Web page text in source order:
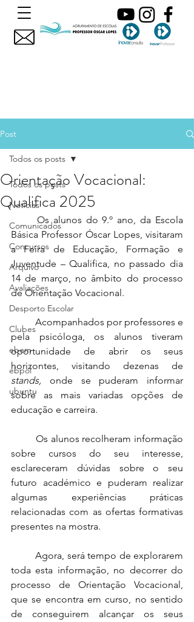
Post
Todos os posts
Noticias
Comunicados
Concursos
Arquivo
Avaliações
Desporto Escolar
Clubes
ebem
ebpol
ubuntu
Todos os posts
Orientação Vocacional:
Qualifica 2025
	Os alunos do 9.º ano, da Escola
Básica Professor Óscar Lopes, visitaram
a Feira de Educação, Formação e
Juventude – Qualifica, no passado dia
14 de março, no âmbito do processo
de Orientação Vocacional.
pela psicóloga, os alunos tiveram
oportunidade de abrir os seus
stands, onde se puderam informar
sobre as mais variadas opções de
educação e carreira.
sobre cursos do seu interesse,
esclareceram dúvidas sobre o seu
futuro académico e puderam realizar
algumas experiências práticas
relacionadas com as ofertas formativas
presentes na mostra.
	Agora, será tempo de explorarem
toda esta informação, no decorrer do
processo de Orientação Vocacional,
que se encontra em curso, no sentido
de conseguirem alcançar os seus